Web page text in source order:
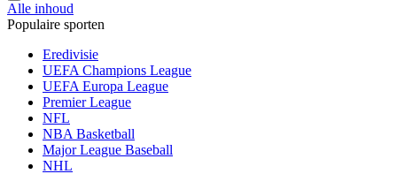
Alle inhoud
Populaire sporten
Eredivisie
UEFA Champions League
UEFA Europa League
Premier League
NFL
NBA Basketball
Major League Baseball
NHL